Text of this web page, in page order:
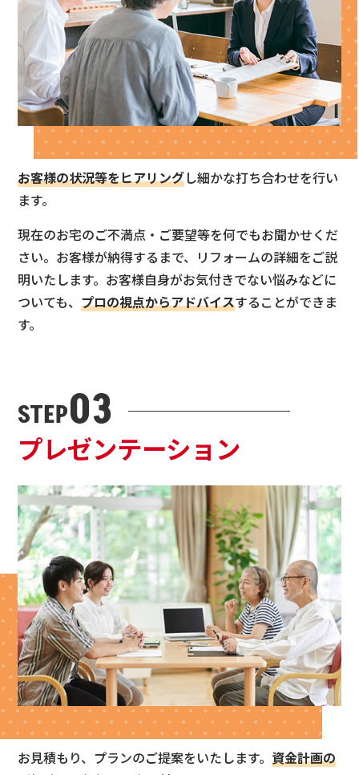
お客様の状況等をヒアリングし細かな打ち合わせを行い
ます。
現在のお宅のご不満点・ご要望等を何でもお聞かせくだ
さい。お客様が納得するまで、リフォームの詳細をご説
明いたします。お客様自身がお気付きでない悩みなどに
ついても、 プロの視点からアドバイスすることができま
す。
STEP03
プレゼンテーション
お見積もり、プランのご提案をいたします。 資金計画の